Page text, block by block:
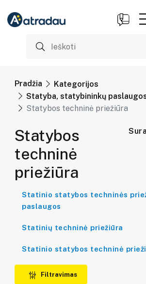
Pradžia
Kategorijos
Statyba, statybininkų
Statybos techninė priežiūra
Statybos
techninė
priežiūra
Statinio statybos techninės
paslaugos
Statinių techninė priežiūra
Statinio statybos techninė
Filtravimas